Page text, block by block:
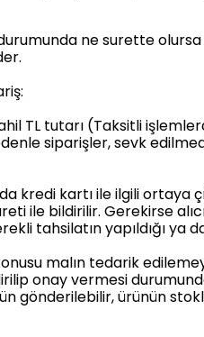
ne surette
TL tutarı (Taksitli
siparişler, sevk
kredi kartı ile ilgili
ile bildirilir. Gerekirse
tahsilatın yapıldığı ya
malın tedarik
onay vermesi
gönderilebilir, ürünün